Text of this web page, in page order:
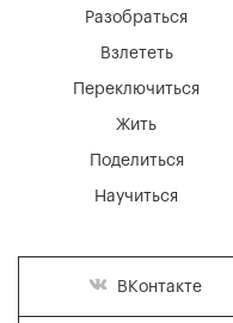
Разобраться
Взлететь
Переключиться
Жить
Поделиться
Научиться
ВКонтакте